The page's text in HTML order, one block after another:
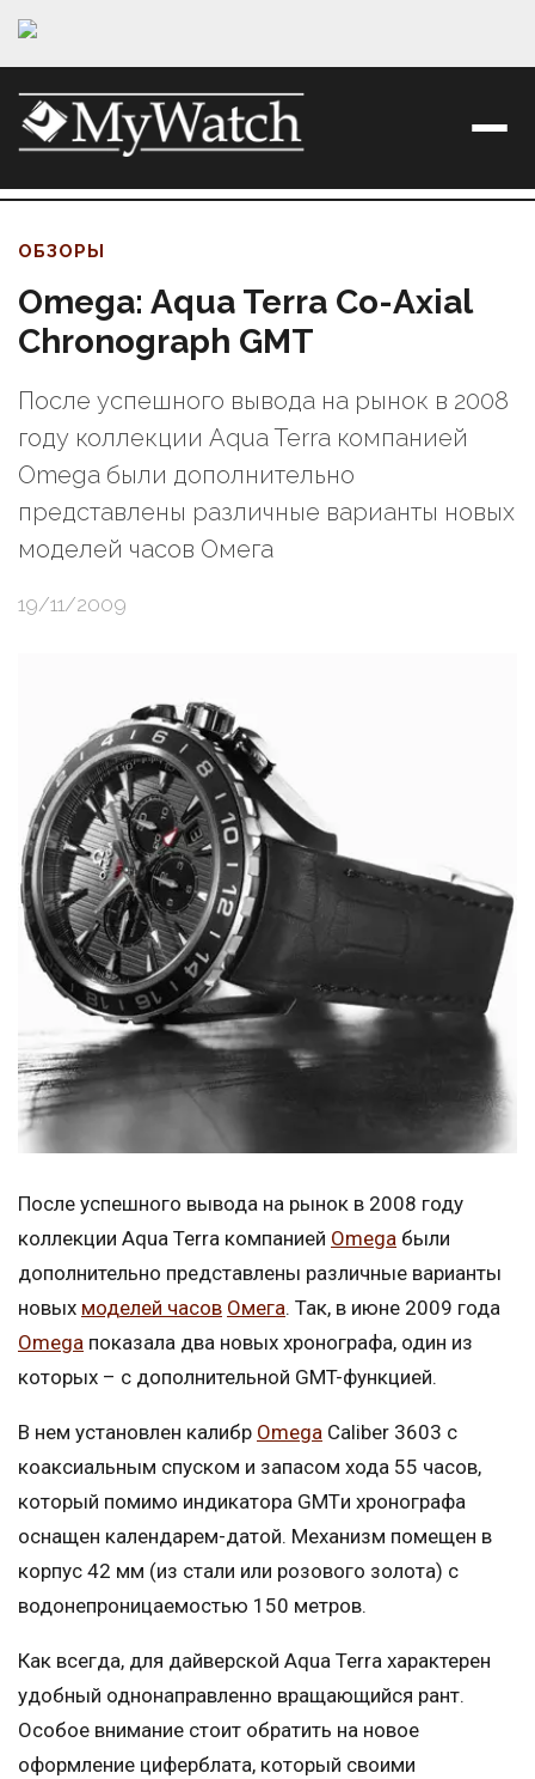
ОБЗОРЫ
Omega: Aqua Terra Co-Axial
Chronograph GMT
После успешного вывода на рынок в 2008
году коллекции Aqua Terra компанией
Omega были дополнительно
представлены различные варианты новых
моделей часов Омега
19/11/2009
После успешного вывода на рынок в 2008 году
коллекции Aqua Terra компанией Omega были
дополнительно представлены различные варианты
новых моделей часов Омега. Так, в июне 2009 года
Omega показала два новых хронографа, один из
которых – с дополнительной GMT-функцией.
В нем установлен калибр Omega Caliber 3603 с
коаксиальным спуском и запасом хода 55 часов,
который помимо индикатора GMTи хронографа
оснащен календарем-датой. Механизм помещен в
корпус 42 мм (из стали или розового золота) с
водонепроницаемостью 150 метров.
Как всегда, для дайверской Aqua Terra характерен
удобный однонаправленно вращающийся рант.
Особое внимание стоит обратить на новое
оформление циферблата, который своими